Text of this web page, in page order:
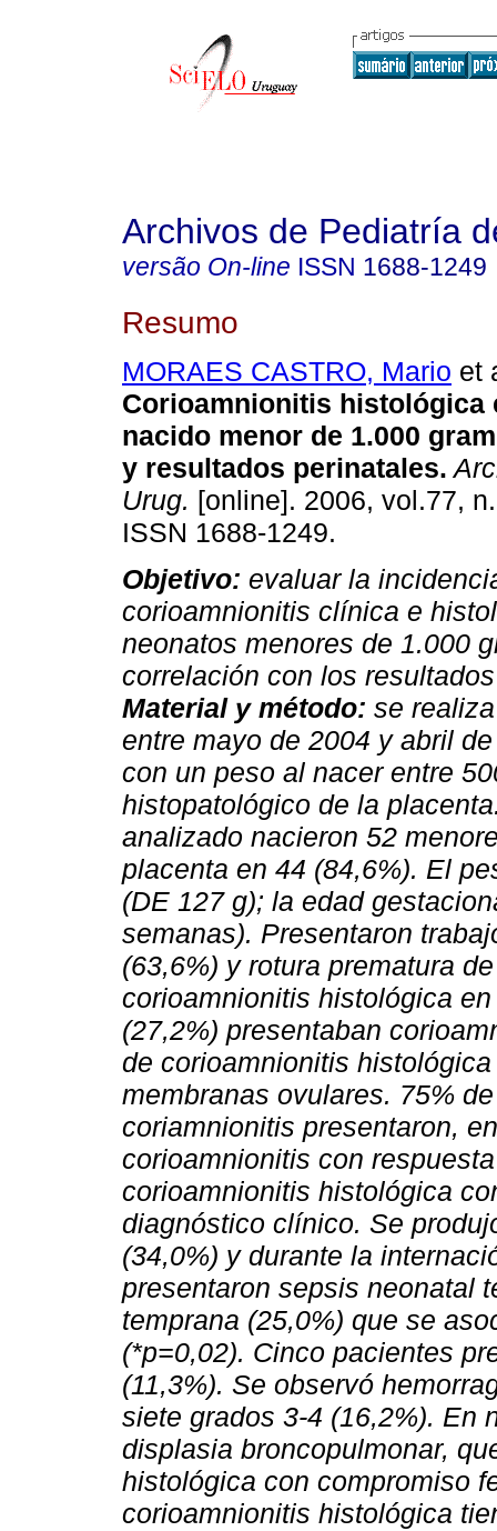
Archivos de Pediatría
versão On-line ISSN 1688-1249
Resumo
MORAES CASTRO, Mario et
Corioamnionitis histológica
nacido menor de 1.000
y resultados perinatales.
Urug. [online]. 2006, vol.77,
ISSN 1688-1249.
Objetivo: evaluar la
corioamnionitis clínica e
neonatos menores de 1.000
correlación con los
Material y método: se
entre mayo de 2004 y abril
con un peso al nacer entre
histopatológico de la
analizado nacieron 52
placenta en 44 (84,6%). El
(DE 127 g); la edad
semanas). Presentaron
(63,6%) y rotura prematura
corioamnionitis histológica
(27,2%) presentaban
de corioamnionitis
membranas ovulares. 75%
coriamnionitis presentaron,
corioamnionitis con
corioamnionitis histológica
diagnóstico clínico. Se
(34,0%) y durante la
presentaron sepsis neonatal
temprana (25,0%) que se
(*p=0,02). Cinco pacientes
(11,3%). Se observó
siete grados 3-4 (16,2%). En
displasia broncopulmonar,
histológica con compromiso
corioamnionitis histológica